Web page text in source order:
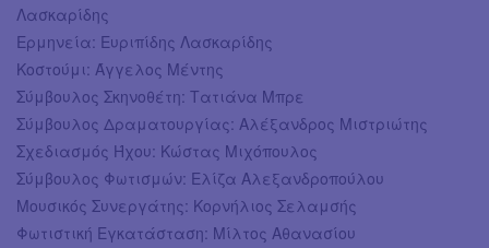
Λασκαρίδης
Ερμηνεία: Ευριπίδης Λασκαρίδης
Κοστούμι: Άγγελος Μέντης
Σύμβουλος Σκηνοθέτη: Τατιάνα Μπρε
Σύμβουλος Δραματουργίας: Αλέξανδρος Μιστριώτης
Σχεδιασμός Ήχου: Κώστας Μιχόπουλος
Σύμβουλος Φωτισμών: Ελίζα Αλεξανδροπούλου
Μουσικός Συνεργάτης: Κορνήλιος Σελαμσής
Φωτιστική Εγκατάσταση: Μίλτος Αθανασίου